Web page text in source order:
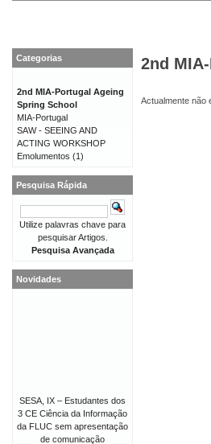
2nd
Actualmente não
Categorias
2nd MIA-Portugal Ageing
Spring School
MIA-Portugal
SAW - SEEING AND
ACTING WORKSHOP
Emolumentos (1)
Pesquisa Rápida
Utilize palavras chave para
pesquisar Artigos.
Pesquisa Avançada
Novidades
SESA, IX – Estudantes dos
3 CE Ciência da Informação
da FLUC sem apresentação
de comunicação